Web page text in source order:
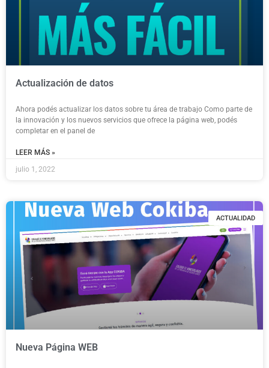
Actualización de datos
Ahora podés actualizar los datos sobre tu área de trabajo Como parte de
la innovación y los nuevos servicios que ofrece la página web, podés
completar en el panel de
LEER MÁS »
julio 1, 2022
ACTUALIDAD
Nueva Página WEB